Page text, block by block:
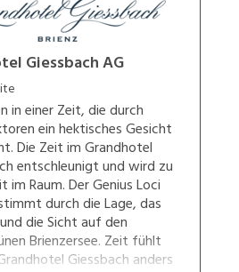
Giessbach AG
in einer Zeit, die durch
ein hektisches Gesicht
Die Zeit im Grandhotel
entschleunigt und wird zu
im Raum. Der Genius Loci
durch die Lage, das
die Sicht auf den
Brienzersee. Zeit fühlt
Giessbach anders